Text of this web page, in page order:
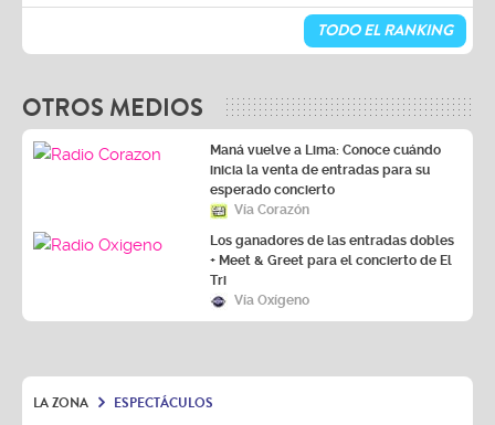
TODO EL RANKING
OTROS MEDIOS
Maná vuelve a Lima: Conoce cuándo
inicia la venta de entradas para su
esperado concierto
Vía Corazón
Los ganadores de las entradas dobles
+ Meet & Greet para el concierto de El
Tri
Vía Oxígeno
LA ZONA ESPECTÁCULOS